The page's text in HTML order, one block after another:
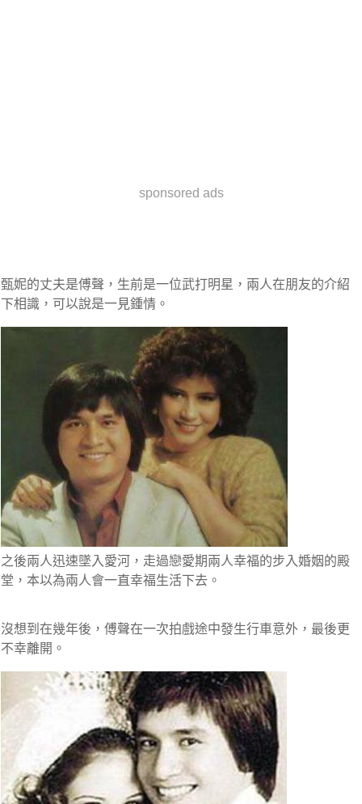
sponsored ads
甄妮的丈夫是傅聲，生前是一位武打明星，兩人在朋友的介紹
下相識，可以說是一見鍾情。
之後兩人迅速墜入愛河，走過戀愛期兩人幸福的步入婚姻的殿
堂，本以為兩人會一直幸福生活下去。
沒想到在幾年後，傅聲在一次拍戲途中發生行車意外，最後更
不幸離開 。